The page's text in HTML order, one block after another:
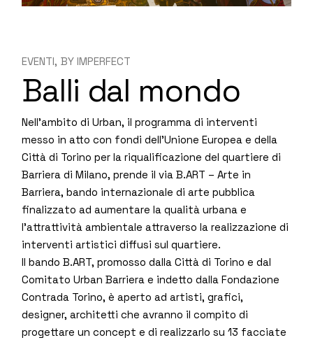
EVENTI BY IMPERFECT
Balli dal mondo
Nell’ambito di Urban, il programma di interventi
messo in atto con fondi dell’Unione Europea e della
Città di Torino per la riqualificazione del quartiere di
Barriera di Milano, prende il via B.ART – Arte in
Barriera, bando internazionale di arte pubblica
finalizzato ad aumentare la qualità urbana e
l’attrattività ambientale attraverso la realizzazione di
interventi artistici diffusi sul quartiere.
Il bando B.ART, promosso dalla Città di Torino e dal
Comitato Urban Barriera e indetto dalla Fondazione
Contrada Torino, è aperto ad artisti, grafici,
designer, architetti che avranno il compito di
progettare un concept e di realizzarlo su 13 facciate